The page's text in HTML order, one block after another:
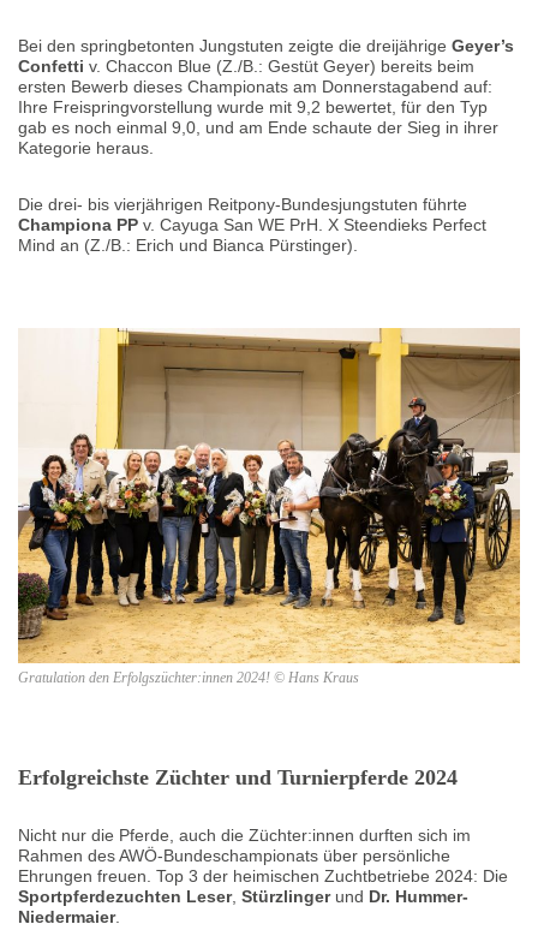
Bei den springbetonten Jungstuten zeigte die dreijährige Geyer’s
Confetti v. Chaccon Blue (Z./B.: Gestüt Geyer) bereits beim
ersten Bewerb dieses Championats am Donnerstagabend auf:
Ihre Freispringvorstellung wurde mit 9,2 bewertet, für den Typ
gab es noch einmal 9,0, und am Ende schaute der Sieg in ihrer
Kategorie heraus.
Die drei- bis vierjährigen Reitpony-Bundesjungstuten führte
Championa PP v. Cayuga San WE PrH. X Steendieks Perfect
Mind an (Z./B.: Erich und Bianca Pürstinger).
Gratulation den Erfolgszüchter:innen 2024! © Hans Kraus
Erfolgreichste Züchter und Turnierpferde 2024
Nicht nur die Pferde, auch die Züchter:innen durften sich im
Rahmen des AWÖ-Bundeschampionats über persönliche
Ehrungen freuen. Top 3 der heimischen Zuchtbetriebe 2024: Die
Sportpferdezuchten Leser, Stürzlingerund Dr. Hummer-
Niedermaier.